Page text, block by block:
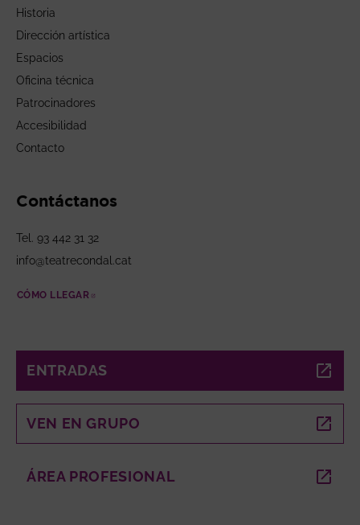
Historia
Dirección artística
Espacios
Oficina técnica
Patrocinadores
Accesibilidad
Contacto
Contáctanos
Tel. 93 442 31 32
info@teatrecondal.cat
CÓMO LLEGAR
ENTRADAS
VEN EN GRUPO
ÁREA PROFESIONAL ABRE EN NUEVA VENTANA